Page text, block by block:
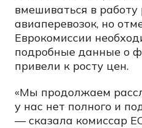
вмешиваться в
авиаперевозок, но
Еврокомиссии
подробные данные о
привели к росту цен.
«Мы продолжаем
у нас нет полного и
— сказала комиссар